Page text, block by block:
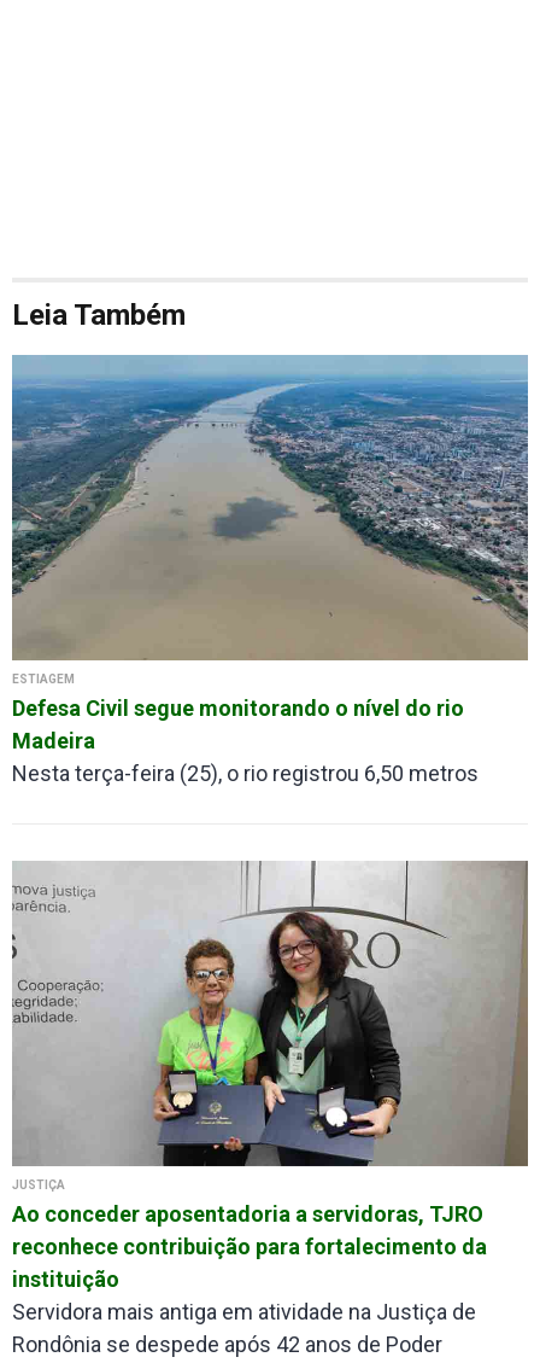
Leia Também
ESTIAGEM
Defesa Civil segue monitorando o nível do rio
Madeira
Nesta terça-feira (25), o rio registrou 6,50 metros
JUSTIÇA
Ao conceder aposentadoria a servidoras, TJRO
reconhece contribuição para fortalecimento da
instituição
Servidora mais antiga em atividade na Justiça de
Rondônia se despede após 42 anos de Poder